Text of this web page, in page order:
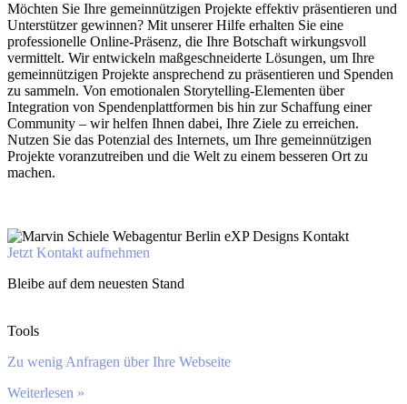
Möchten Sie Ihre gemeinnützigen Projekte effektiv präsentieren und
Unterstützer gewinnen? Mit unserer Hilfe erhalten Sie eine
professionelle Online-Präsenz, die Ihre Botschaft wirkungsvoll
vermittelt. Wir entwickeln maßgeschneiderte Lösungen, um Ihre
gemeinnützigen Projekte ansprechend zu präsentieren und Spenden
zu sammeln. Von emotionalen Storytelling-Elementen über
Integration von Spendenplattformen bis hin zur Schaffung einer
Community – wir helfen Ihnen dabei, Ihre Ziele zu erreichen.
Nutzen Sie das Potenzial des Internets, um Ihre gemeinnützigen
Projekte voranzutreiben und die Welt zu einem besseren Ort zu
machen.
Jetzt Kontakt aufnehmen
Bleibe auf dem neuesten Stand
Tools
Zu wenig Anfragen über Ihre Webseite
Weiterlesen »